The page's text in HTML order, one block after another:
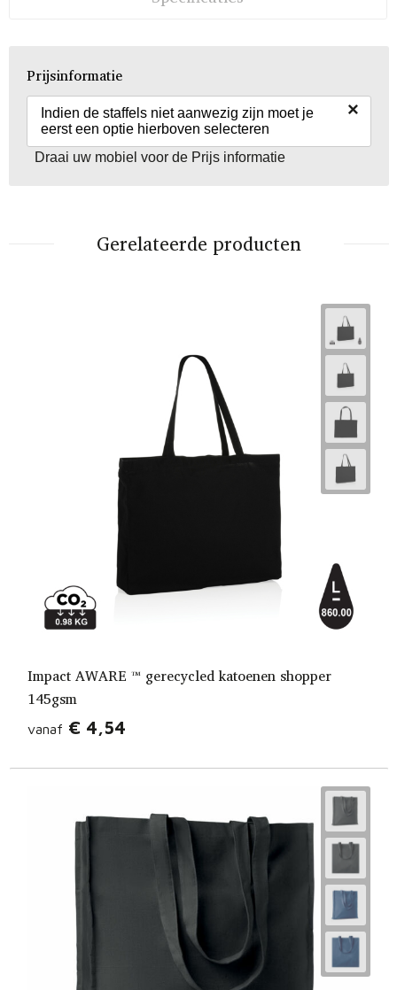
Prijsinformatie
Indien de staffels niet aanwezig zijn moet je
eerst een optie hierboven selecteren
×
Draai uw mobiel voor de Prijs informatie
Gerelateerde producten
Impact AWARE ™ gerecycled katoenen shopper
145gsm
vanaf € 4,54